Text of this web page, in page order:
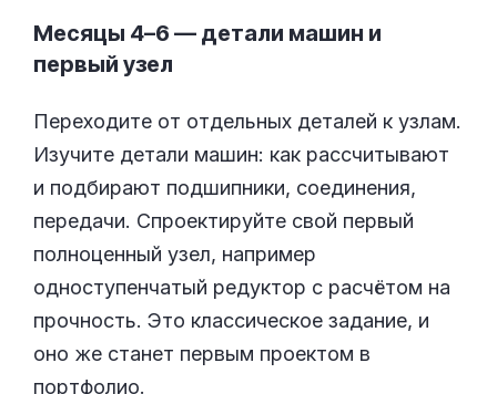
Месяцы 4–6 — детали машин и
первый узел
Переходите от отдельных деталей к узлам.
Изучите детали машин: как рассчитывают
и подбирают подшипники, соединения,
передачи. Спроектируйте свой первый
полноценный узел, например
одноступенчатый редуктор с расчётом на
прочность. Это классическое задание, и
оно же станет первым проектом в
портфолио.